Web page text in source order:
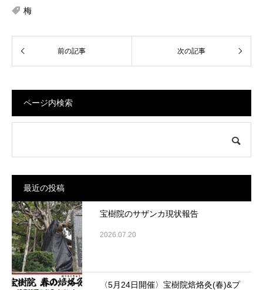
梅
ページ内検索
最近の投稿
宝樹院のサザンカ現状報告
2026.07.20
〈5月24日開催〉宝樹院焙烙灸(春)&プ